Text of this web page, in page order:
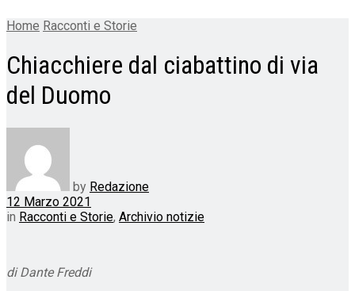
Home Racconti e Storie
Chiacchiere dal ciabattino di via
del Duomo
by Redazione
12 Marzo 2021
in Racconti e Storie, Archivio notizie
di Dante Freddi